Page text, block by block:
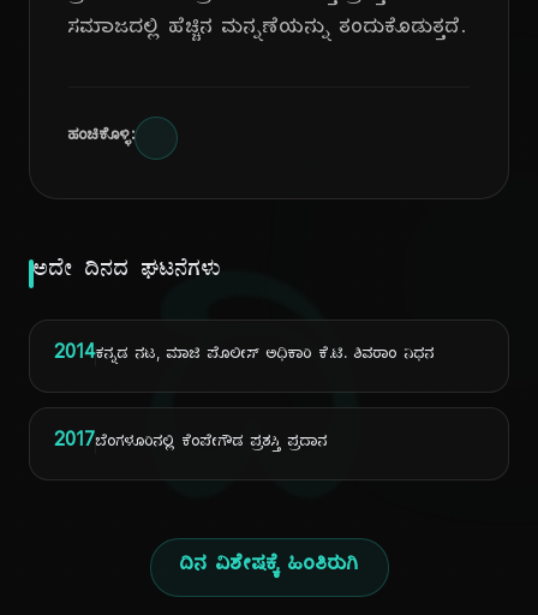
ದಿ
ಸಮಾಜದಲ್ಲಿ ಹೆಚ್ಚಿನ ಮನ್ನಣೆಯನ್ನು ತಂದುಕೊಡುತ್ತದೆ.
ಹಂಚಿಕೊಳ್ಳಿ:
ಅದೇ ದಿನದ ಘಟನೆಗಳು
2014ಕನ್ನಡ ನಟ, ಮಾಜಿ ಪೊಲೀಸ್ ಅಧಿಕಾರಿ ಕೆ.ಟಿ. ಶಿವರಾಂ ನಿಧನ
2017ಬೆಂಗಳೂರಿನಲ್ಲಿ ಕೆಂಪೇಗೌಡ ಪ್ರಶಸ್ತಿ ಪ್ರದಾನ
ದಿನ ವಿಶೇಷಕ್ಕೆ ಹಿಂತಿರುಗಿ